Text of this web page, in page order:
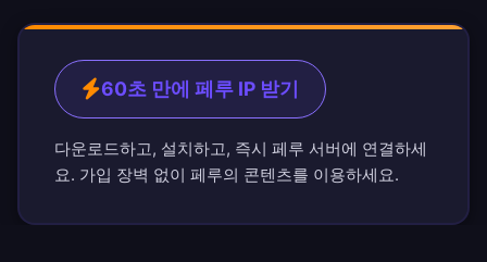
60초 만에 페루 IP 받기
다운로드하고, 설치하고, 즉시 페루 서버에 연결하세
요. 가입 장벽 없이 페루의 콘텐츠를 이용하세요.